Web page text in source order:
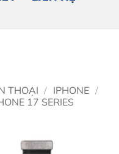
THOẠI / IPHONE /
17 SERIES